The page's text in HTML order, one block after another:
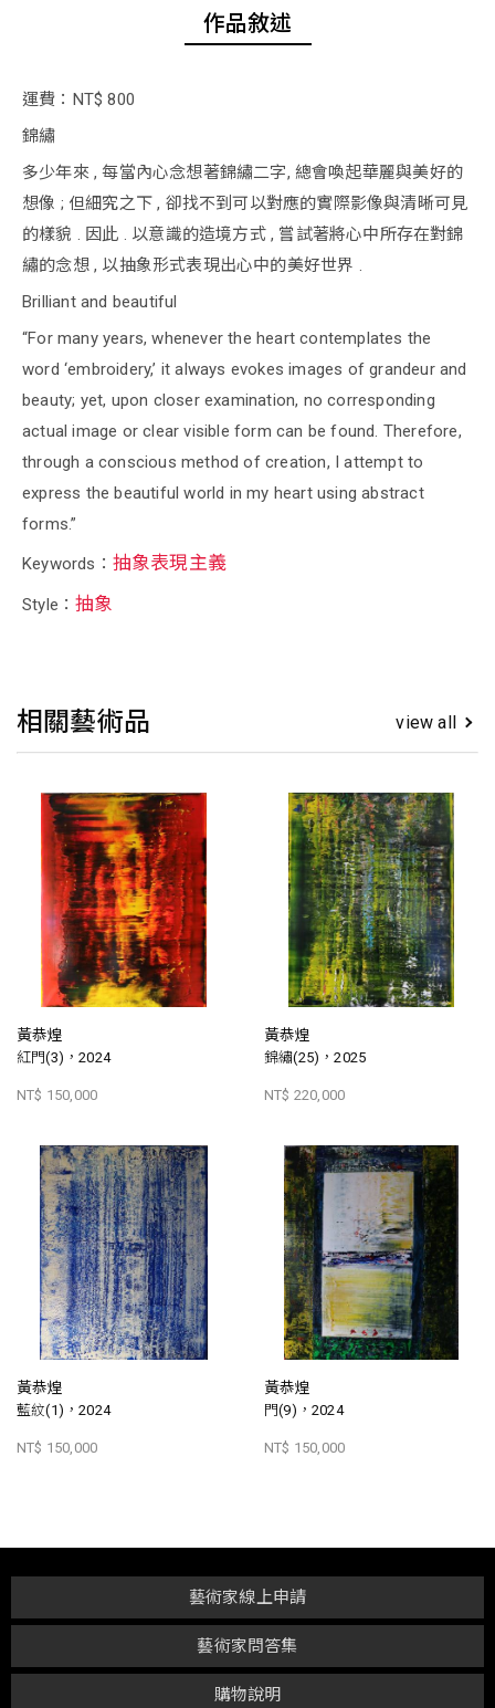
作品敘述
運費：NT$ 800
錦繡
多少年來 , 每當內心念想著錦繡二字, 總會喚起華麗與美好的
想像 ; 但細究之下 , 卻找不到可以對應的實際影像與清晰可見
的樣貌 . 因此 . 以意識的造境方式 , 嘗試著將心中所存在對錦
繡的念想 , 以抽象形式表現出心中的美好世界 .
Brilliant and beautiful
“For many years, whenever the heart contemplates the
word ‘embroidery,’ it always evokes images of grandeur and
beauty; yet, upon closer examination, no corresponding
actual image or clear visible form can be found. Therefore,
through a conscious method of creation, I attempt to
express the beautiful world in my heart using abstract
forms.”
Keywords： 抽象表現主義
Style：抽象
相關藝術品 view all
黃恭煌
紅門(3)，2024
NT$ 150,000
黃恭煌
錦繡(25)，2025
NT$ 220,000
黃恭煌
藍紋(1)，2024
NT$ 150,000
黃恭煌
門(9)，2024
NT$ 150,000
購物說明
藝術家問答集
藝術家線上申請